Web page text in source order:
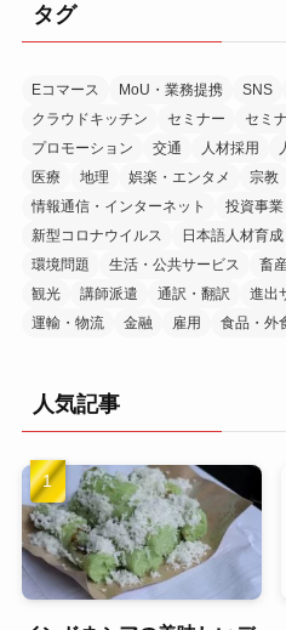
ブ
タグ
Eコマース MoU・業務提携 SNS
クラウドキッチン
セミナー セミ
プロモーション
交通 人材採用
医療
地理 娯楽・エンタメ 宗教
情報通信・インターネット
投資事業
新型コロナウイルス
日本語人材育成
環境問題
生活・公共サービス 畜
観光
講師派遣 通訳・翻訳
進出
運輸・物流
金融 雇用 食品・外
人気記事